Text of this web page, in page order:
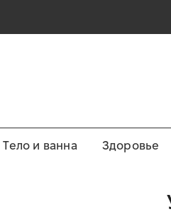
Тело и ванна Здоровье